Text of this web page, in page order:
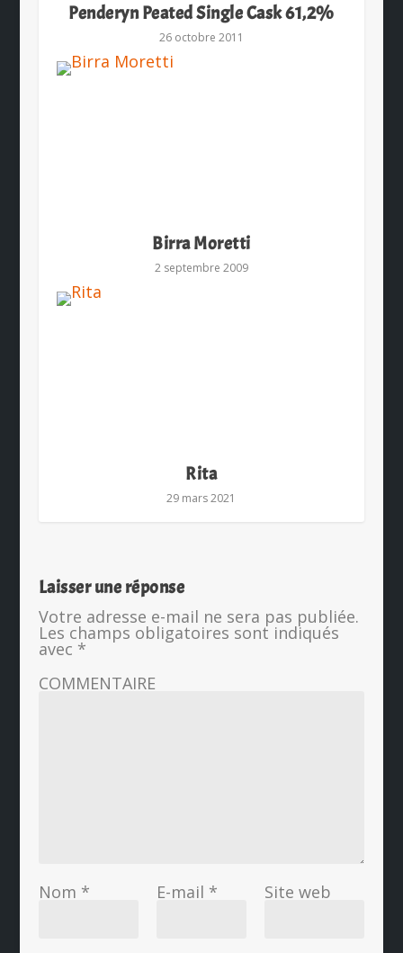
Penderyn Peated Single Cask 61,2%
26 octobre 2011
Birra Moretti
2 septembre 2009
Rita
29 mars 2021
Laisser une réponse
Votre adresse e-mail ne sera pas publiée.
Les champs obligatoires sont indiqués
avec *
COMMENTAIRE
Nom * E-mail * Site web